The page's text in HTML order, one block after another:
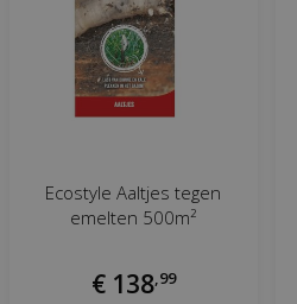
Ecostyle Aaltjes tegen
emelten 500m²
€ 138,99